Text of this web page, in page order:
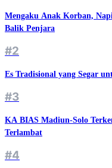
Mengaku Anak Korban,
Balik Penjara
#2
Es Tradisional yang Segar
#3
KA BIAS Madiun-Solo
Terlambat
#4